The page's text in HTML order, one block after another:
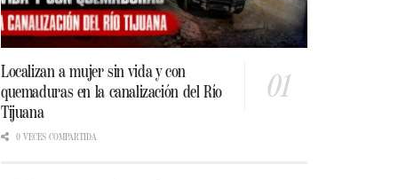
Localizan a mujer sin vida y con
quemaduras en la canalización del Río
Tijuana
0 VECES COMPARTIDA